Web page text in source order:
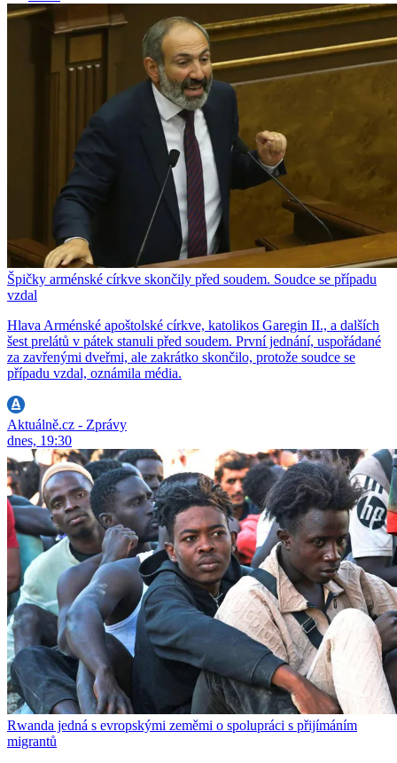
Špičky arménské církve skončily před soudem. Soudce se případu
vzdal
Hlava Arménské apoštolské církve, katolikos Garegin II., a dalších
šest prelátů v pátek stanuli před soudem. První jednání, uspořádané
za zavřenými dveřmi, ale zakrátko skončilo, protože soudce se
případu vzdal, oznámila média.
Aktuálně.cz - Zprávy
dnes, 19:30
Rwanda jedná s evropskými zeměmi o spolupráci s přijímáním
migrantů